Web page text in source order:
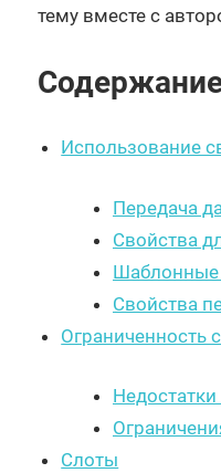
тему вместе с
Использование
Передача
Свойства
Шаблонные
Свойства
Ограниченность
Слоты